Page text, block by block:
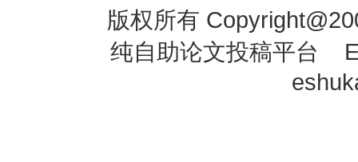
版权所有
纯自助论文投稿平台